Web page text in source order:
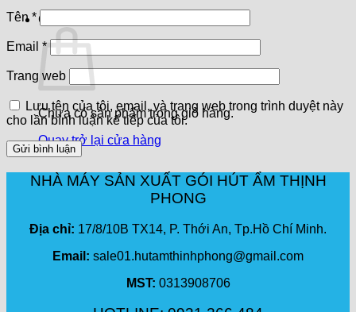
Giỏ hàng
Chưa có sản phẩm trong giỏ hàng.
Quay trở lại cửa hàng
Tên*
Email *
Trang web
Lưu tên của tôi, email, và trang web trong trình duyệt này
cho lần bình luận kế tiếp của tôi.
NHÀ MÁY SẢN XUẤT GÓI HÚT ẨM THỊNH
PHONG
Địa chỉ: 17/8/10B TX14, P. Thới An, Tp.Hồ Chí Minh.
Email: sale01.hutamthinhphong@gmail.com
MST: 0313908706